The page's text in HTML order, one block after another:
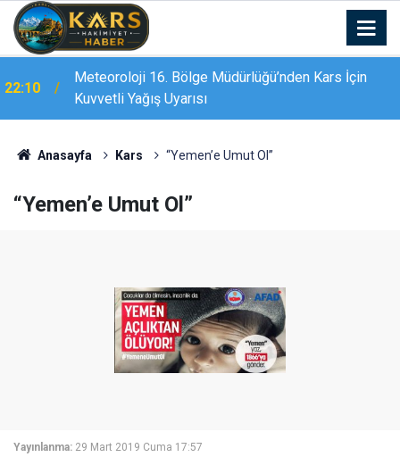
22:10
Meteoroloji 16. Bölge Müdürlüğü’nden Kars İçin
Kuvvetli Yağış Uyarısı
Anasayfa Kars “Yemen’e Umut Ol”
“Yemen’e Umut Ol”
Yayınlanma: 29 Mart 2019 Cuma 17:57